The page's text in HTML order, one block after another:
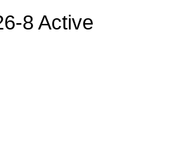
8 Active